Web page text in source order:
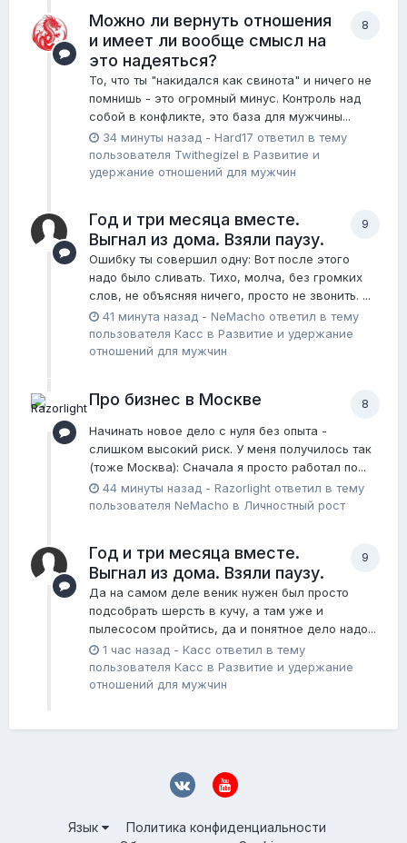
8
Можно ли вернуть отношения
и имеет ли вообще смысл на
это надеяться?
То, что ты "накидался как свинота" и ничего не
помнишь - это огромный минус. Контроль над
собой в конфликте, это база для мужчины...
34 минуты назад - Hard17 ответил в тему
пользователя Twithegizel в Pазвитие и
удержание отношений для мужчин
9
Год и три месяца вместе.
Выгнал из дома. Взяли паузу.
Ошибку ты совершил одну: Вот после этого
надо было сливать. Тихо, молча, без громких
слов, не объясняя ничего, просто не звонить. ...
41 минута назад - NeMacho ответил в тему
пользователя Касс в Pазвитие и удержание
отношений для мужчин
8
Про бизнес в Москве
Начинать новое дело с нуля без опыта -
слишком высокий риск. У меня получилось так
(тоже Москва): Сначала я просто работал по...
44 минуты назад - Razorlight ответил в тему
пользователя NeMacho в Личностный рост
9
Год и три месяца вместе.
Выгнал из дома. Взяли паузу.
Да на самом деле веник нужен был просто
подсобрать шерсть в кучу, а там уже и
пылесосом пройтись, да и понятное дело надо...
1 час назад - Касс ответил в тему
пользователя Касс в Pазвитие и удержание
отношений для мужчин
Язык
Политика конфиденциальности